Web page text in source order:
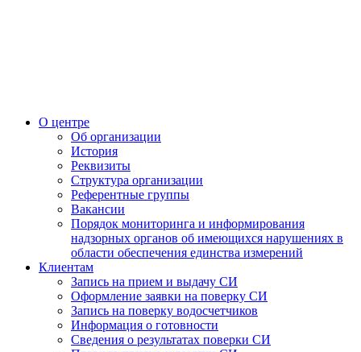
О центре
Об организации
История
Реквизиты
Структура организации
Референтные группы
Вакансии
Порядок мониторинга и информирования
надзорных органов об имеющихся нарушениях в
области обеспечения единства измерений
Клиентам
Запись на прием и выдачу СИ
Оформление заявки на поверку СИ
Запись на поверку водосчетчиков
Информация о готовности
Сведения о результатах поверки СИ